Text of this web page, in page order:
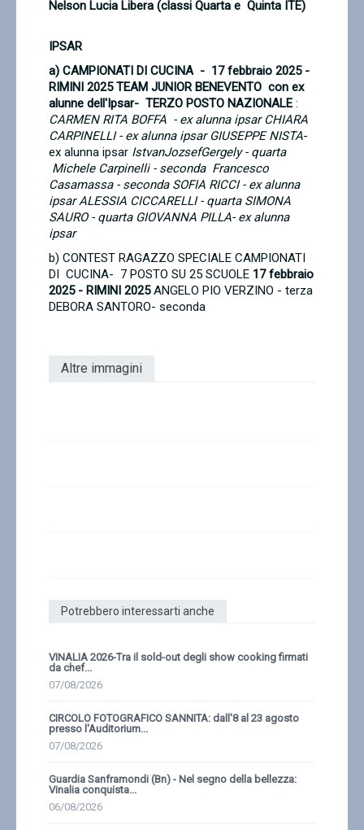
Nelson Lucia Libera (classi Quarta e Quinta ITE)
IPSAR
a) CAMPIONATI DI CUCINA - 17 febbraio 2025 -
RIMINI 2025TEAM JUNIOR BENEVENTO con ex
alunne dell'Ipsar- TERZO POSTO NAZIONALE :
CARMEN RITA BOFFA - ex alunna ipsar CHIARA
CARPINELLI - ex alunna ipsar GIUSEPPE NISTA-
ex alunna ipsar IstvanJozsefGergely - quarta
Michele Carpinelli - seconda Francesco
Casamassa - seconda SOFIA RICCI - ex alunna
ipsar ALESSIA CICCARELLI - quarta SIMONA
SAURO - quarta GIOVANNA PILLA- ex alunna
ipsar
b) CONTEST RAGAZZO SPECIALE CAMPIONATI
DI CUCINA- 7 POSTO SU 25 SCUOLE 17 febbraio
2025 - RIMINI 2025ANGELO PIO VERZINO - terza
DEBORA SANTORO- seconda
Altre immagini
Potrebbero interessarti anche
VINALIA 2026-Tra il sold-out degli show cooking firmati
da chef...
07/08/2026
CIRCOLO FOTOGRAFICO SANNITA: dall'8 al 23 agosto
presso l'Auditorium...
07/08/2026
Guardia Sanframondi (Bn) - Nel segno della bellezza:
Vinalia conquista...
06/08/2026